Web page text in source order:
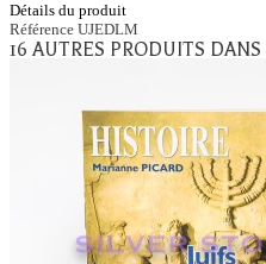
Détails du produit
Référence UJEDLM
16 AUTRES PRODUITS